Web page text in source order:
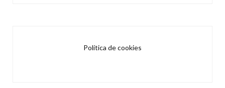
Política de cookies